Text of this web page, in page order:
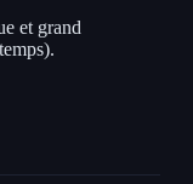
et grand